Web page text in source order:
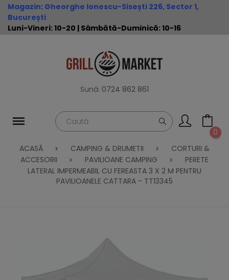
Magazin: Gheorghe Ionescu-Sisești 226, Sector 1,
București
Luni-Vineri: 10-20 | Sâmbătă-Duminică: 10-16
Sună: 0724 862 861
0
ACASĂ
CAMPING & DRUMETII
CORTURI &
ACCESORII
PAVILIOANE CAMPING
PERETE
LATERAL IMPERMEABIL CU FEREASTA 3 X 2 M PENTRU
PAVILIOANELE CATTARA - TT13345